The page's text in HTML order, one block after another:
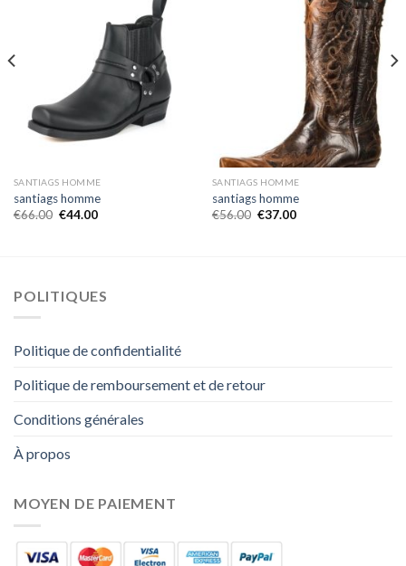
SANTIAGS HOMME
santiags homme
€66.00 €44.00
SANTIAGS HOMME
santiags homme
€56.00 €37.00
POLITIQUES
Politique de confidentialité
Politique de remboursement et de retour
Conditions générales
À propos
MOYEN DE PAIEMENT